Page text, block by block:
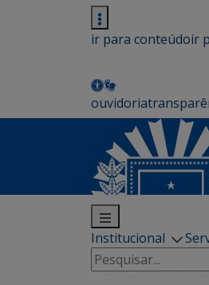
ir para conteúdoir
ouvidoria
Institucional
Pesquisar
por: